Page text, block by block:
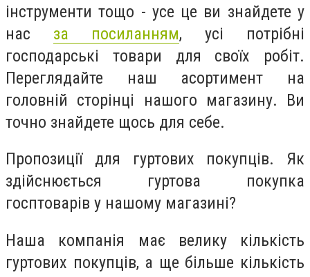
інструменти тощо - усе це ви знайдете у
нас за посиланням, усі потрібні
господарські товари для своїх робіт.
Переглядайте наш асортимент на
головній сторінці нашого магазину. Ви
точно знайдете щось для себе.
Пропозиції для гуртових покупців. Як
здійснюється гуртова покупка
госптоварів у нашому магазині?
Наша компанія має велику кількість
гуртових покупців, а ще більше кількість